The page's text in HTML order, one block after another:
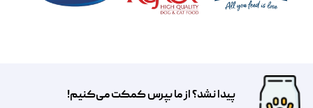
پیدا نشد؟ از ما بپرس کمکت می‌کنیم!